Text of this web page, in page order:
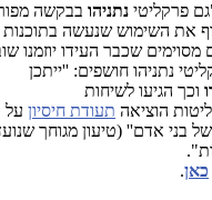
נתניהובבקשה מפורטת
שנעשה בתוכנות
שכבר העידו יוזמנו שוב
חושפים: ''ייתכן
לשיחות
הוציאהתעודת חיסיוןעל
אדם'' (טיעון מגוחך שנועד